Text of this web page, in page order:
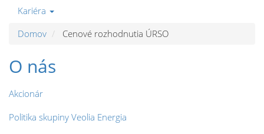
Kariéra
Domov
Cenové rozhodnutia ÚRSO
O nás
Akcionár
Politika skupiny Veolia Energia